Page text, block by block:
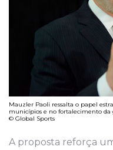
Mauzler Paoli ressalta o papel
municípios e no fortalecimento da
© Global Sports
A proposta reforça